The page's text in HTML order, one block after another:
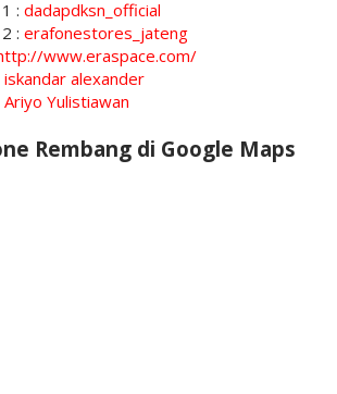
: dadapdksn_official
: erafonestores_jateng
www.eraspace.com/
iskandar alexander
Ariyo Yulistiawan
Rembang di Google Maps